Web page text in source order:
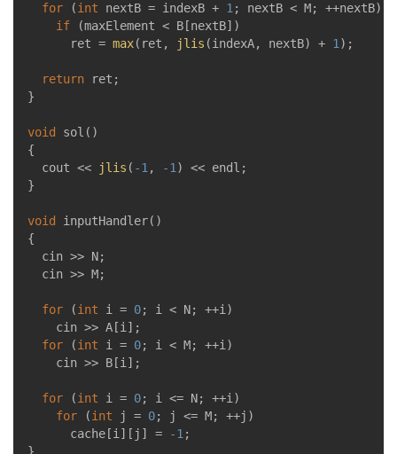
for (int nextB = indexB + 1 ; nextB < M; ++nextB)
if (maxElement < B[nextB])
			ret =
max(ret, jlis (indexA, nextB) + 1 );
return ret;
}
void sol ()
{
	cout <<
jlis ( -1 , -1 ) << endl;
}
void inputHandler()
{
for (int i = 0; i < N; ++i)
for (int i = 0; i < M; ++i)
for (int i = 0; i <= N; ++i)
for (int j = 0; j <= M; ++j)
			cache[i][j] =
-1 ;